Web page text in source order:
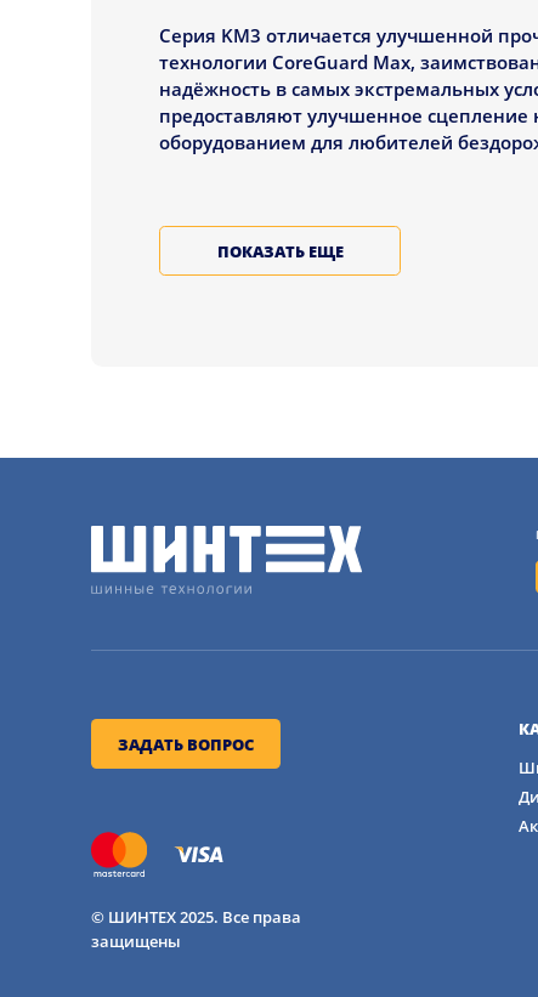
Серия KM3 отличается улучшенной
технологии CoreGuard Max,
надёжность в самых экстремальных
предоставляют улучшенное
оборудованием для любителей
ХАРАКТЕРИСТИКИ
Сцепление на скалах: На 8%
Защита боковин: Боковины на
Разнообразие размеров:
грузовиков и джипов.
Также стоит отметить, что Муд Тирейн
показывают надёжные результаты на
Специальная конструкция протектора
ПОКАЗАТЬ ЕЩЕ
ЗАДАТЬ ВОПРОС
© ШИНТЕХ 2025. Все права
защищены